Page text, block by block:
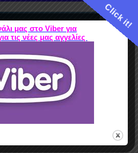
Click it!
μας στο Viber για
τις νέες μας αγγελίες